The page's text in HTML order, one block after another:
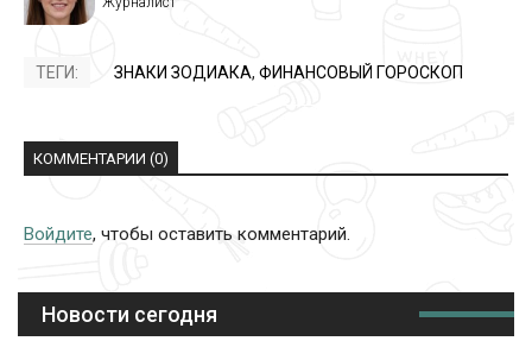
ТЕГИ: ЗНАКИ ЗОДИАКА, ФИНАНСОВЫЙ ГОРОСКОП
КОММЕНТАРИИ (0)
Войдите, чтобы оставить комментарий.
Новости сегодня